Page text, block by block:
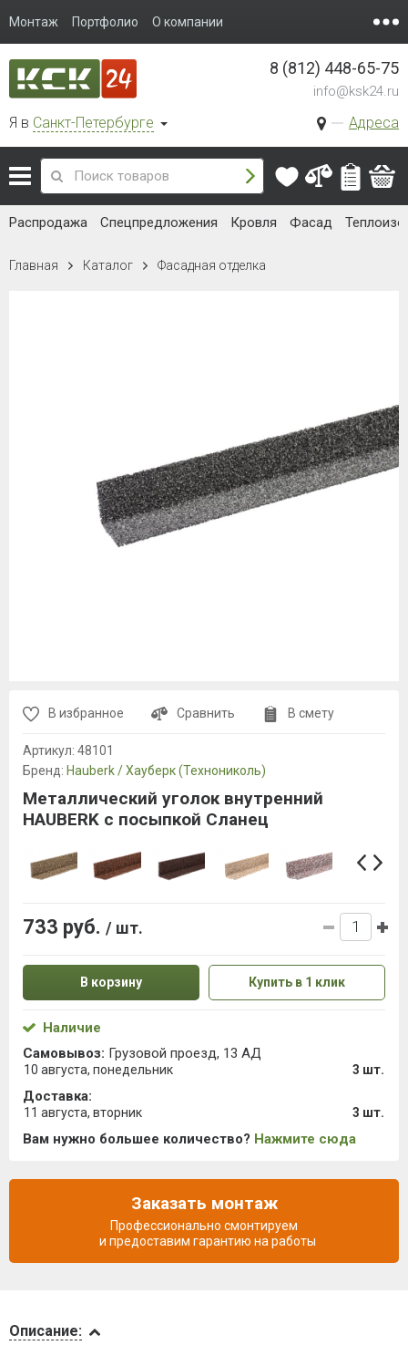
Монтаж Портфолио О компании
Я в Санкт-Петербурге Адреса
8 (812) 448-65-75
info@ksk24.ru
Распродажа Спецпредложения Кровля Фасад
Главная Каталог Фасадная отделка
Описание:
В избранное Сравнить В смету
Артикул: 48101
Бренд: Hauberk / Хауберк (Технониколь)
Металлический уголок внутренний
HAUBERK с посыпкой Сланец
733 руб. / шт.
В корзину Купить в 1 клик
Наличие
Самовывоз: Грузовой проезд, 13 АД
10 августа, понедельник 3 шт.
Доставка:
11 августа, вторник 3 шт.
Вам нужно большее количество? Нажмите сюда
Заказать монтаж
Профессионально смонтируем
и предоставим гарантию на работы